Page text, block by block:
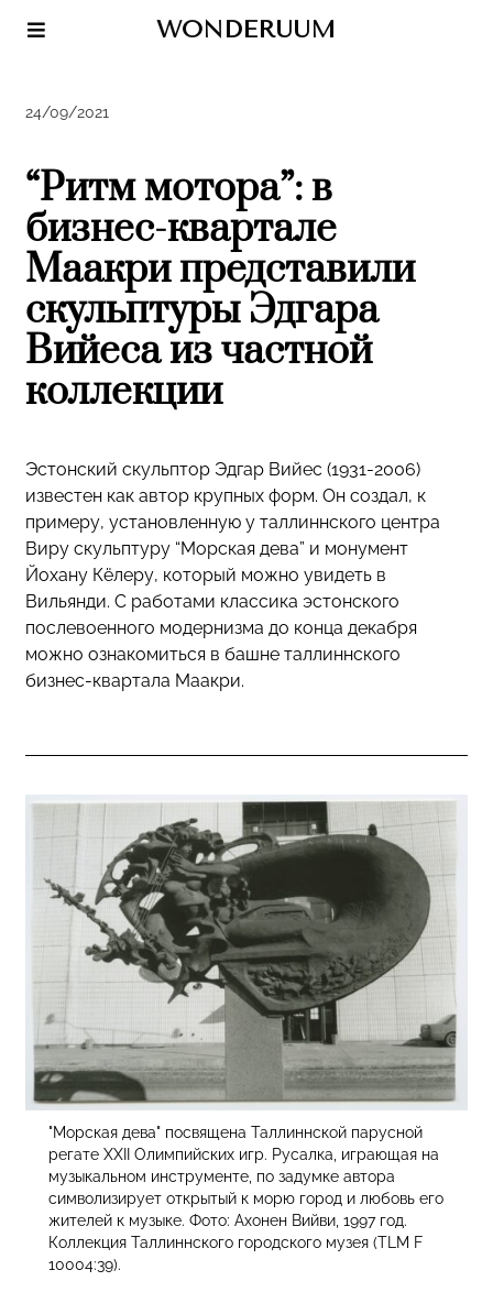
WONDERUUM
24/09/2021
“Ритм мотора”: в
бизнес-квартале
Маакри представили
скульптуры Эдгара
Вийеса из частной
коллекции
Эстонский скульптор Эдгар Вийес (1931-2006)
известен как автор крупных форм. Он создал, к
примеру, установленную у таллиннского центра
Виру скульптуру “Морская дева” и монумент
Йохану Кёлеру, который можно увидеть в
Вильянди. С работами классика эстонского
послевоенного модернизма до конца декабря
можно ознакомиться в башне таллиннского
бизнес-квартала Маакри.
"Морская дева" посвящена Таллиннской парусной
регате XXII Олимпийских игр. Русалка, играющая на
музыкальном инструменте, по задумке автора
символизирует открытый к морю город и любовь его
жителей к музыке. Фото: Ахонен Вийви, 1997 год.
Коллекция Таллиннского городского музея (TLM F
10004:39).